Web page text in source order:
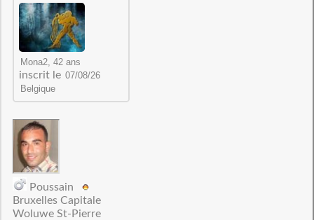
inscrit le
Poussain
Bruxelles Capitale
Woluwe St-Pierre